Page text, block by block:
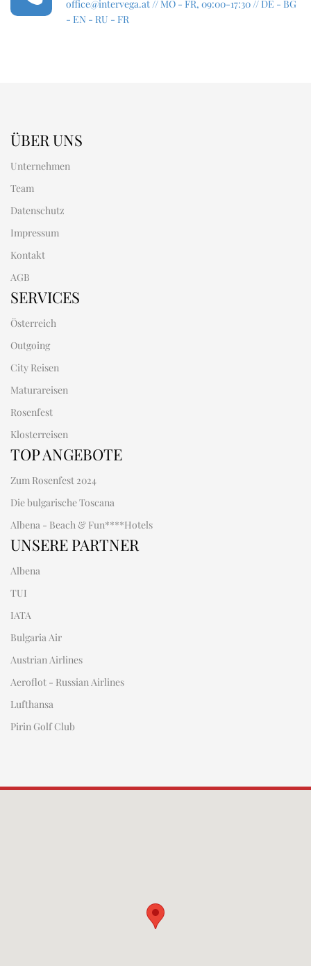
office@intervega.at// MO - FR, 09:00-17:30 // DE - BG
- EN - RU - FR
ÜBER UNS
Unternehmen
Team
Datenschutz
Impressum
Kontakt
AGB
SERVICES
Österreich
Outgoing
City Reisen
Maturareisen
Rosenfest
Klosterreisen
TOP ANGEBOTE
Zum Rosenfest 2024
Die bulgarische Toscana
Albena - Beach & Fun****Hotels
UNSERE PARTNER
Albena
TUI
IATA
Bulgaria Air
Austrian Airlines
Aeroflot - Russian Airlines
Lufthansa
Pirin Golf Club